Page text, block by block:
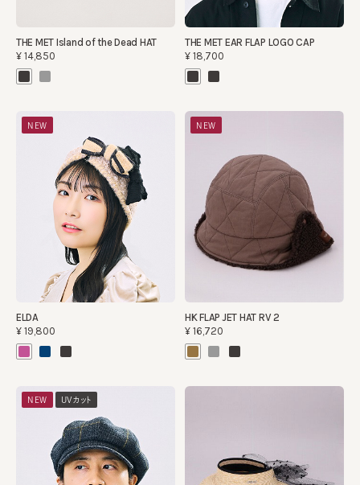
THE MET Island of the Dead HAT
¥14,850
THE MET EAR FLAP LOGO CAP
¥18,700
NEW
ELDA
¥19,800
NEW
HK FLAP JET HAT RV 2
¥16,720
NEW UVカット